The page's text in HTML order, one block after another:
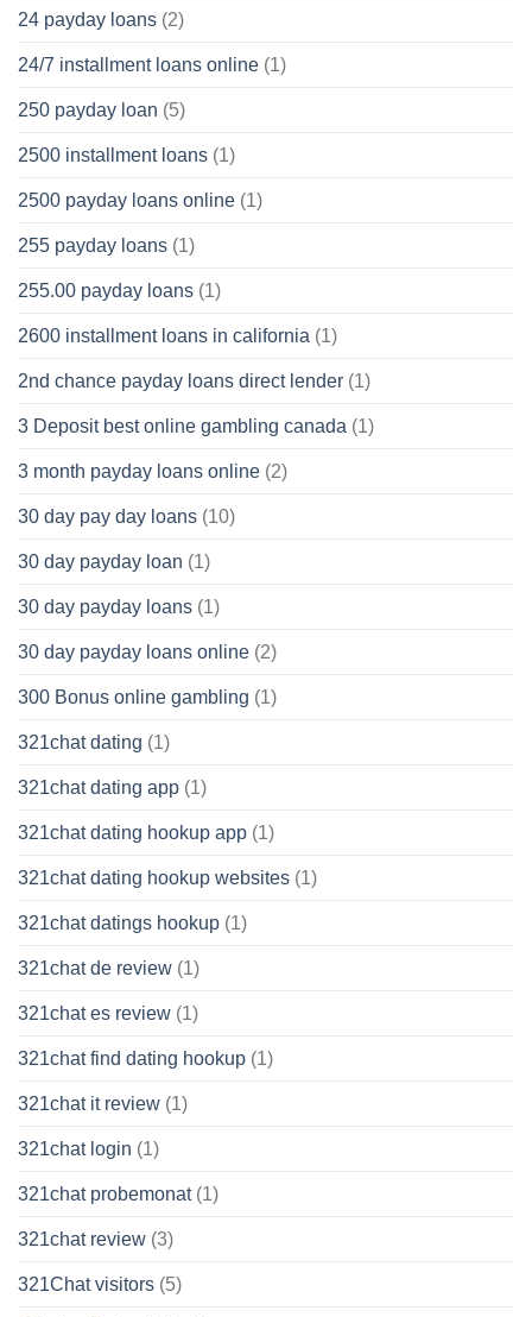
24 payday loans (2)
24/7 installment loans online (1)
250 payday loan (5)
2500 installment loans (1)
2500 payday loans online (1)
255 payday loans (1)
255.00 payday loans (1)
2600 installment loans in california (1)
2nd chance payday loans direct lender (1)
3 Deposit best online gambling canada (1)
3 month payday loans online (2)
30 day pay day loans (10)
30 day payday loan (1)
30 day payday loans (1)
30 day payday loans online (2)
300 Bonus online gambling (1)
321chat dating (1)
321chat dating app (1)
321chat dating hookup app (1)
321chat dating hookup websites (1)
321chat datings hookup (1)
321chat de review (1)
321chat es review (1)
321chat find dating hookup (1)
321chat it review (1)
321chat login (1)
321chat probemonat(1)
321chat review (3)
321Chat visitors (5)